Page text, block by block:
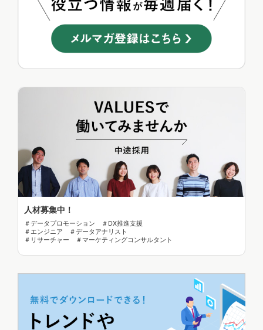
人材募集中！
＃データプロモーション ＃DX推進支援
＃エンジニア ＃データアナリスト
＃リサーチャー ＃マーケティングコンサルタント